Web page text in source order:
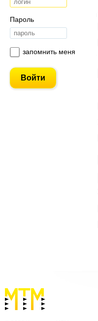
Пароль
запомнить меня